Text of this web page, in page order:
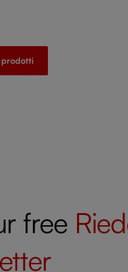
free